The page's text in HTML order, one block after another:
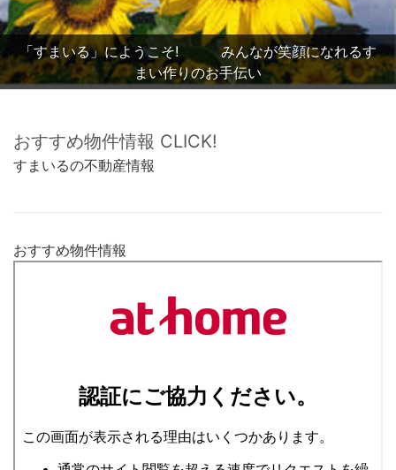
「すまいる」にようこそ! みんなが笑顔になれるす
まい作りのお手伝い
おすすめ物件情報 CLICK!
すまいるの不動産情報
おすすめ物件情報